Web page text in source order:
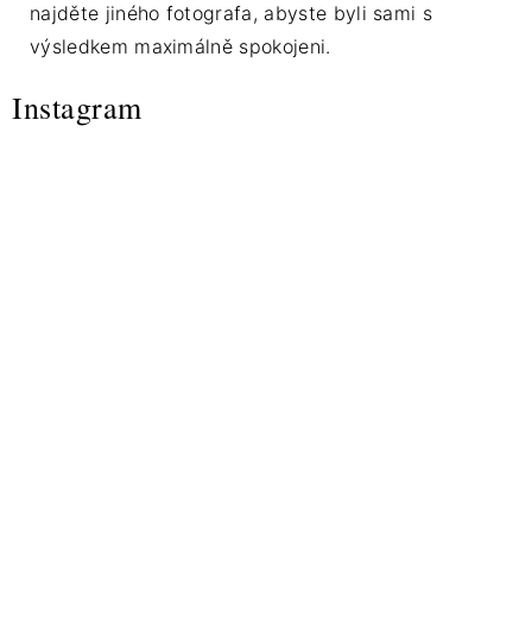
najděte jiného fotografa, abyste byli sami s
výsledkem maximálně spokojeni.
Instagram